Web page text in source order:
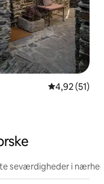
4,92 ud af 5
4,92 (51)
seværdigheder i